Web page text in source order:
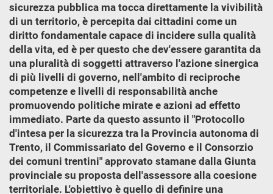
sicurezza pubblica ma tocca direttamente la vivibilità
di un territorio, è percepita dai cittadini come un
diritto fondamentale capace di incidere sulla qualità
della vita, ed è per questo che dev'essere garantita da
una pluralità di soggetti attraverso l'azione sinergica
di più livelli di governo, nell'ambito di reciproche
competenze e livelli di responsabilità anche
promuovendo politiche mirate e azioni ad effetto
immediato. Parte da questo assunto il "Protocollo
d'intesa per la sicurezza tra la Provincia autonoma di
Trento, il Commissariato del Governo e il Consorzio
dei comuni trentini" approvato stamane dalla Giunta
provinciale su proposta dell'assessore alla coesione
territoriale. L'obiettivo è quello di definire una